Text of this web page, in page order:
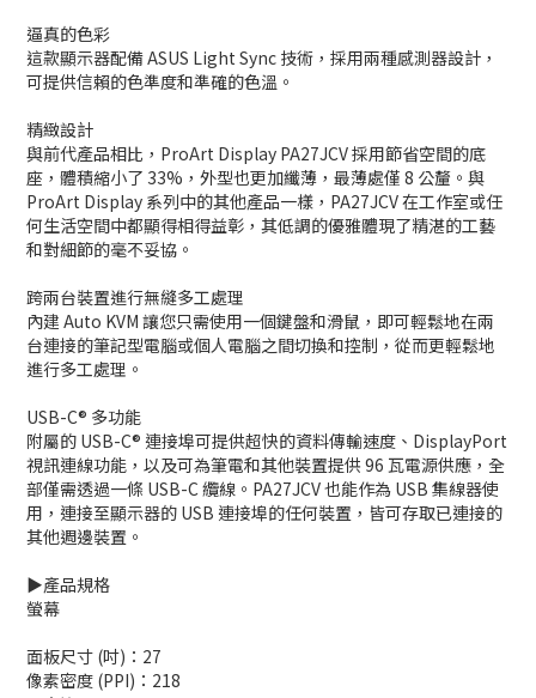
逼真的色彩
這款顯示器配備 ASUS Light Sync 技術，採用兩種感測器設計，
可提供信賴的色準度和準確的色溫。
精緻設計
與前代產品相比，ProArt Display PA27JCV 採用節省空間的底
座，體積縮小了 33%，外型也更加纖薄，最薄處僅 8 公釐。與
ProArt Display 系列中的其他產品一樣，PA27JCV 在工作室或任
何生活空間中都顯得相得益彰，其低調的優雅體現了精湛的工藝
和對細節的毫不妥協。
跨兩台裝置進行無縫多工處理
內建 Auto KVM 讓您只需使用一個鍵盤和滑鼠，即可輕鬆地在兩
台連接的筆記型電腦或個人電腦之間切換和控制，從而更輕鬆地
進行多工處理。
USB-C® 多功能
附屬的 USB-C® 連接埠可提供超快的資料傳輸速度、DisplayPort
視訊連線功能，以及可為筆電和其他裝置提供 96 瓦電源供應，全
部僅需透過一條 USB-C 纜線。PA27JCV 也能作為 USB 集線器使
用，連接至顯示器的 USB 連接埠的任何裝置，皆可存取已連接的
其他週邊裝置。
▶️產品規格
螢幕
面板尺寸 (吋)：27
像素密度 (PPI)：218